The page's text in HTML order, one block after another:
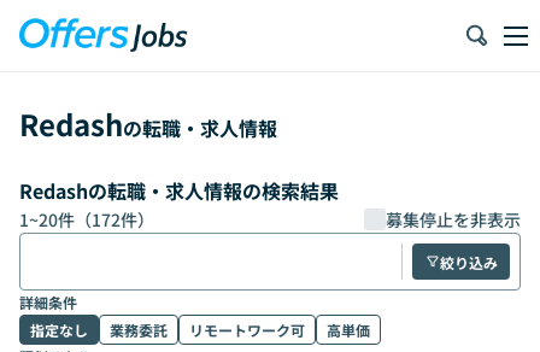
Redashの転職・求人情報
Redashの転職・求人情報の検索結果
1~20件（172件） 募集停止を非表示
絞り込み
詳細条件
指定なし
業務委託 リモートワーク可
高単価